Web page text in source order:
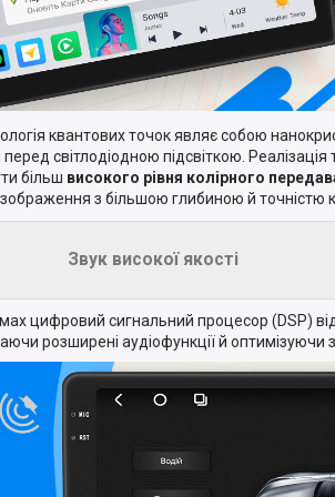
квантових точок являє собою
світлодіодною підсвіткою. Реалізація
більш високого рівня колірного
зображення з більшою глибиною й точністю
Звук високої якості
цифровий сигнальний процесор (DSP)
розширені аудіофункції й оптимізуючи